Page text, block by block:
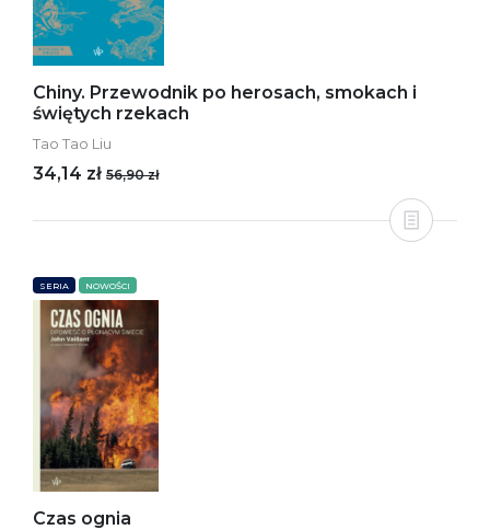
Chiny. Przewodnik po herosach, smokach i
świętych rzekach
Tao Tao Liu
34,14 zł 56,90 zł
SERIA NOWOŚCI
Czas ognia